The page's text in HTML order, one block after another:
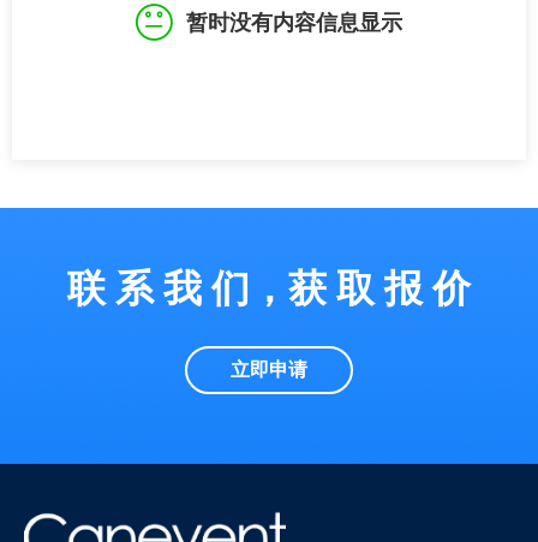
暂时没有内容信息显示
联 系 我 们，获 取 报 价
立即申请